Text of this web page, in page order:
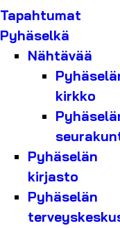
Tapahtumat
Pyhäselkä
Nähtävää
kirkko
Pyhäselän
kirjasto
Pyhäselän